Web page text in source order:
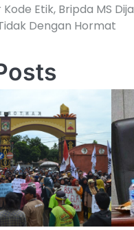
Etik, Bripda MS
Dengan Hormat